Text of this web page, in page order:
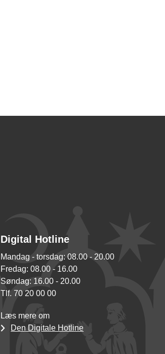
Digital Hotline
Mandag - torsdag: 08.00 - 20.00
Fredag: 08.00 - 16.00
Søndag: 16.00 - 20.00
Tlf. 70 20 00 00
Læs mere om
Den Digitale Hotline